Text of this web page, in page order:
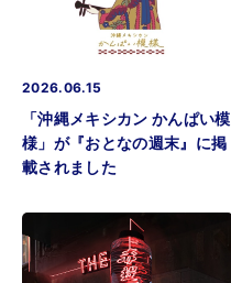
2026.06.15
「沖縄メキシカン かんぱい模
様」が『おとなの週末』に掲
載されました